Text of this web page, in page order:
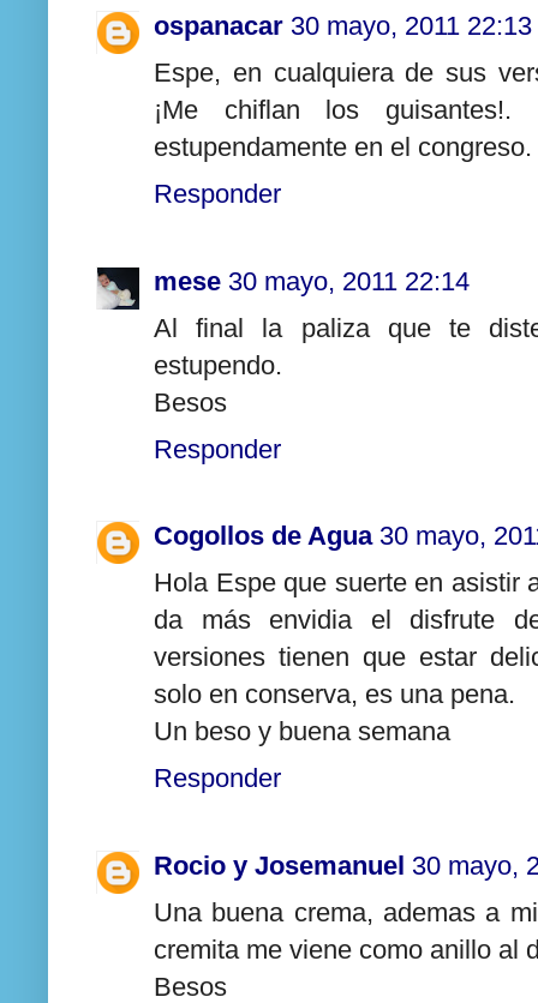
ospanacar 30 mayo, 2011 22:13
Espe, en cualquiera de sus
¡Me chiflan los
estupendamente en el
Responder
mese 30 mayo, 2011 22:14
Al final la paliza que te
estupendo.
Besos
Responder
Cogollos de Agua 30 mayo,
Hola Espe que suerte en asistir
da más envidia el disfrute
versiones tienen que estar
solo en conserva, es una pena.
Un beso y buena semana
Responder
Rocio y Josemanuel 30 mayo,
Una buena crema, ademas a
cremita me viene como anillo al
Besos